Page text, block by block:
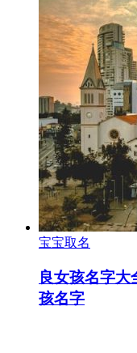
宝宝取名
良女孩名字
孩名字